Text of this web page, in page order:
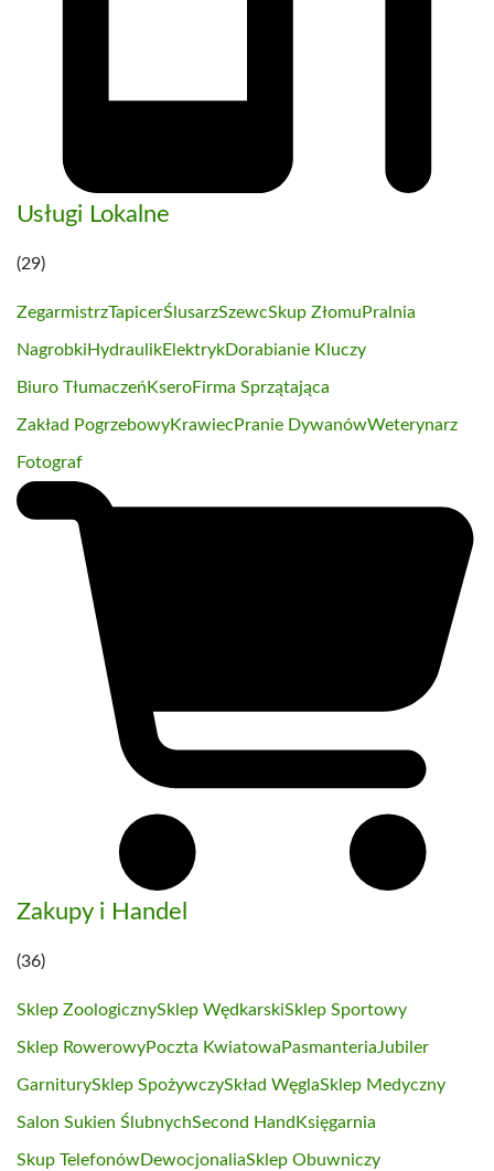
Usługi Lokalne
(29)
ZegarmistrzTapicerŚlusarzSzewcSkup Złomu Pralnia
Nagrobki HydraulikElektrykDorabianie Kluczy
Biuro Tłumaczeń KseroFirma Sprzątająca
Zakład PogrzebowyKrawiec Pranie DywanówWeterynarz
Fotograf
Zakupy i Handel
(36)
Sklep ZoologicznySklep WędkarskiSklep Sportowy
Sklep RowerowyPoczta Kwiatowa PasmanteriaJubiler
GarniturySklep SpożywczySkład WęglaSklep Medyczny
Salon Sukien ŚlubnychSecond Hand Księgarnia
Skup TelefonówDewocjonaliaSklep Obuwniczy